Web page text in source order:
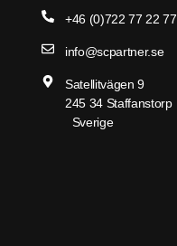
+46 (0)722 77 22 77
info@scpartner.se
Satellitvägen 9
245 34 Staffanstorp
Sverige